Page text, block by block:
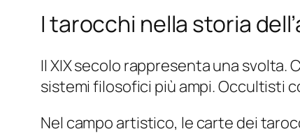
I tarocchi nella storia
Il XIX secolo rappresenta una
sistemi filosofici più ampi. Occultisti
Nel campo artistico, le carte dei